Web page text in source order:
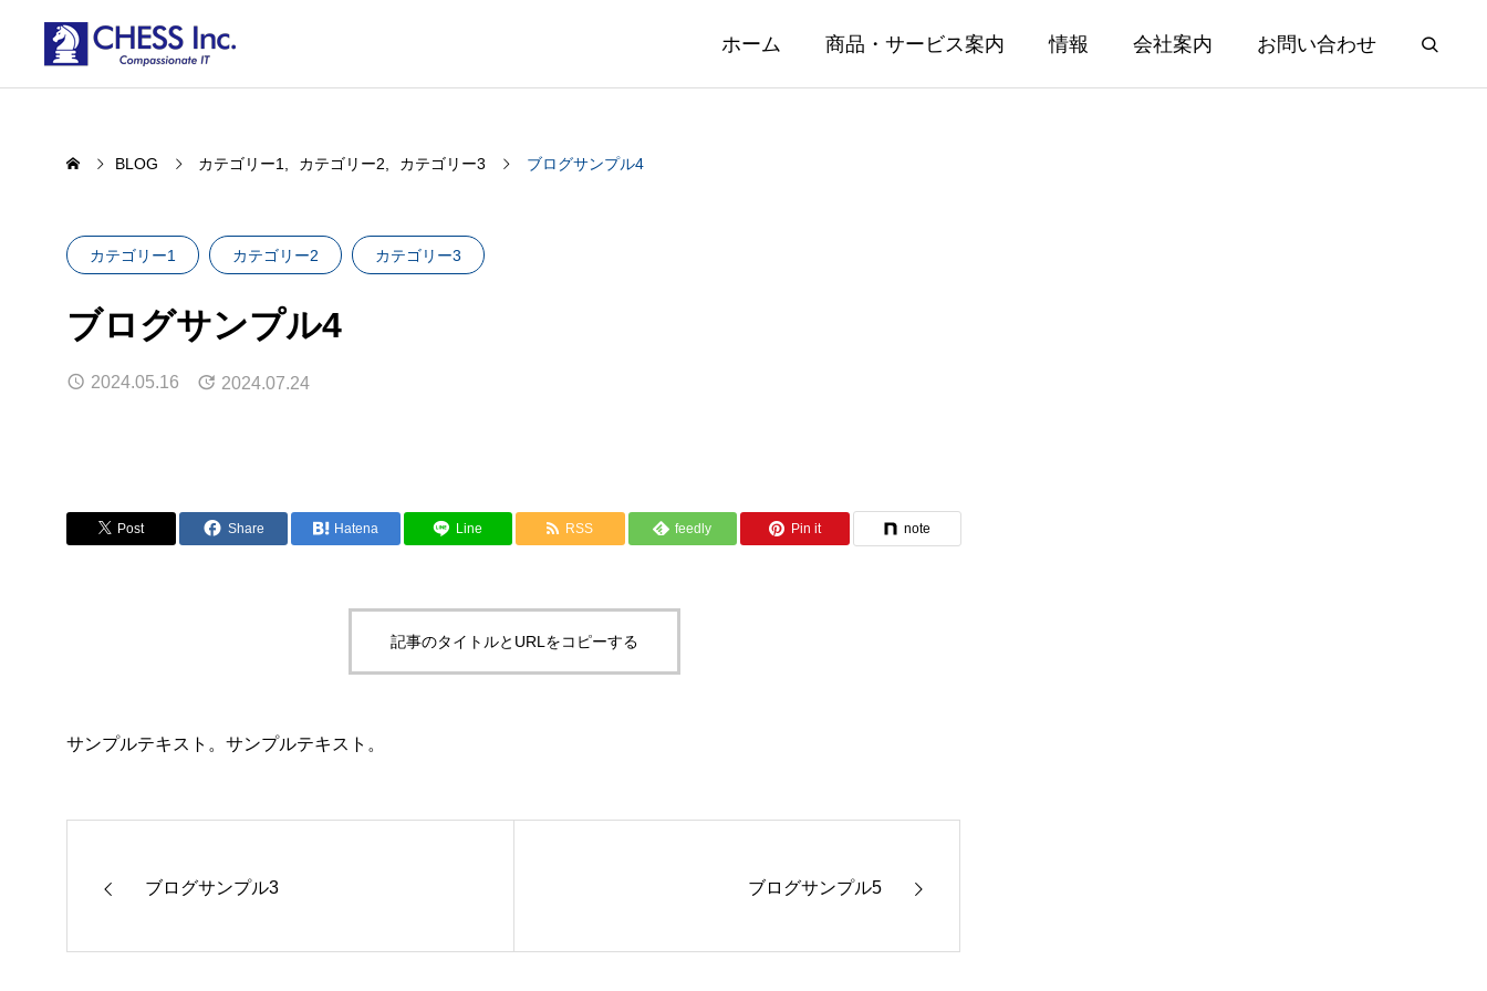
ホーム 商品・サービス案内 情報 会社案内 お問い合わせ
BLOG カテゴリー1 カテゴリー2 カテゴリー3 ブログサンプル4
カテゴリー1 カテゴリー2 カテゴリー3
ブログサンプル4
2024.05.16 2024.07.24
Post Share Hatena Line RSS feedly Pin it note
記事のタイトルとURLをコピーする
サンプルテキスト。サンプルテキスト。
ブログサンプル3 ブログサンプル5